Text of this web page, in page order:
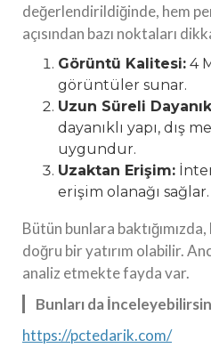
değerlendirildiğinde, hem
açısından bazı noktaları
Görüntü Kalitesi: 4
görüntüler sunar.
Uzun Süreli
dayanıklı yapı, dış
uygundur.
Uzaktan Erişim:
erişim olanağı sağlar.
Bütün bunlara
doğru bir yatırım olabilir.
analiz etmekte fayda var.
Bunları da
https://pctedarik.com/